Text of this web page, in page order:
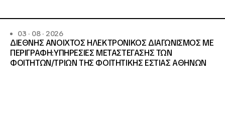
03 · 08 · 2026
ΔΙΕΘΝΗΣ ΑΝΟΙΧΤΟΣ ΗΛΕΚΤΡΟΝΙΚΟΣ ΔΙΑΓΩΝΙΣΜΟΣ ΜΕ
ΠΕΡΙΓΡΑΦΗ:ΥΠΗΡΕΣΙΕΣ METAΣΤΕΓΑΣΗΣ ΤΩΝ
ΦΟΙΤΗΤΩΝ/ΤΡΙΩΝ ΤΗΣ ΦΟΙΤΗΤΙΚΗΣ ΕΣΤΙΑΣ ΑΘΗΝΩΝ